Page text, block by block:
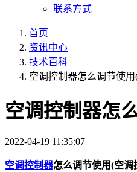
联系方式
首页
资讯中心
技术百科
空调控制器怎么调节使
空调控制器怎
2022-04-19 11:35:07
空调控制器怎么调节使用(空调